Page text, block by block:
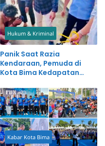
Hukum & Kriminal
Panik Saat Razia
Kendaraan, Pemuda di
Kota Bima Kedapatan
Kabar Kota Bima